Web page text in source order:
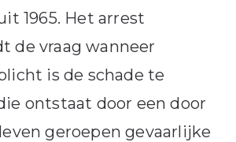
1965. Het arrest
de vraag wanneer
is de schade te
ontstaat door een door
geroepen gevaarlijke